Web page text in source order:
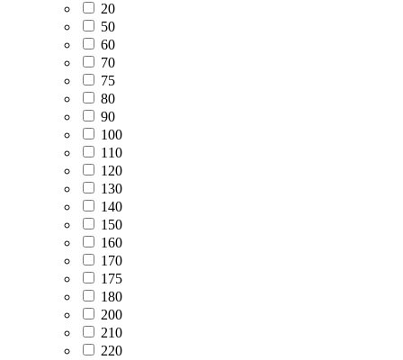
20
50
60
70
75
80
90
100
110
120
130
140
150
160
170
175
180
200
210
220